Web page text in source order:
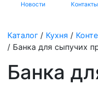
Новости Контакты
Каталог / Кухня /
/ Банка для сыпучих
Банка